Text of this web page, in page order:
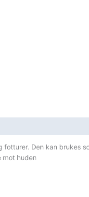
fotturer. Den kan brukes
mot huden